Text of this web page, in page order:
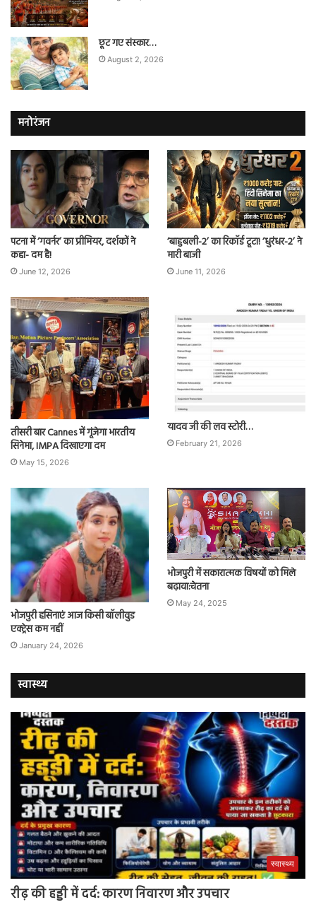
छूट गए संस्कार…
August 2, 2026
मनोरंजन
पटना में ‘गवर्नर’ का प्रीमियर, दर्शकों ने
कहा- दम है!
June 12, 2026
‘बाहुबली-2’ का रिकॉर्ड टूटा! ‘धुरंधर-2’ ने
मारी बाजी
June 11, 2026
तीसरी बार Cannes में गूंजेगा भारतीय
सिनेमा, IMPA दिखाएगा दम
May 15, 2026
यादव जी की लव स्टोरी…
February 21, 2026
भोजपुरी हसिनाएं आज किसी बॉलीवुड
एक्ट्रेस कम नहीं
January 24, 2026
भोजपुरी में सकारात्मक विषयों को मिले
बढ़ावा:चेतना
May 24, 2025
स्वास्थ्य
स्वास्थ्य
रीढ़ की हड्डी में दर्द: कारण निवारण और उपचार